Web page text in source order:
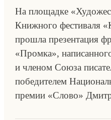
На площадке
Книжного фестиваля
прошла презентация
«Промка»,
и членом Союза
победителем
премии «Слово»